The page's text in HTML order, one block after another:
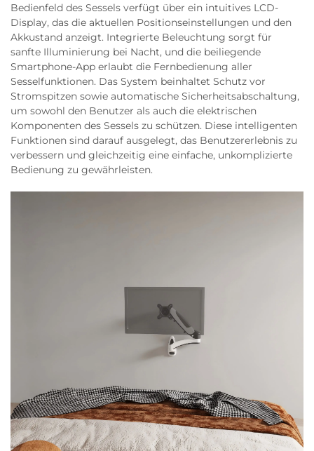
Bedienfeld des Sessels verfügt über ein intuitives LCD-
Display, das die aktuellen Positionseinstellungen und den
Akkustand anzeigt. Integrierte Beleuchtung sorgt für
sanfte Illuminierung bei Nacht, und die beiliegende
Smartphone-App erlaubt die Fernbedienung aller
Sesselfunktionen. Das System beinhaltet Schutz vor
Stromspitzen sowie automatische Sicherheitsabschaltung,
um sowohl den Benutzer als auch die elektrischen
Komponenten des Sessels zu schützen. Diese intelligenten
Funktionen sind darauf ausgelegt, das Benutzererlebnis zu
verbessern und gleichzeitig eine einfache, unkomplizierte
Bedienung zu gewährleisten.